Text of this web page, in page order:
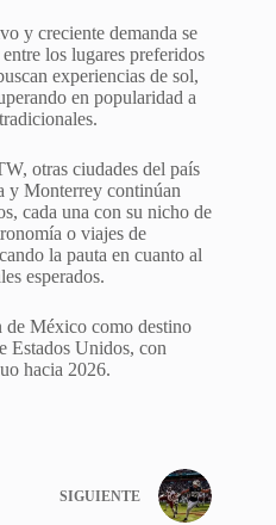
y creciente demanda se
los lugares preferidos
experiencias de sol,
en popularidad a
otras ciudades del país
y Monterrey continúan
cada una con su nicho de
o viajes de
la pauta en cuanto al
esperados.
de México como destino
Estados Unidos, con
hacia 2026.
SIGUIENTE